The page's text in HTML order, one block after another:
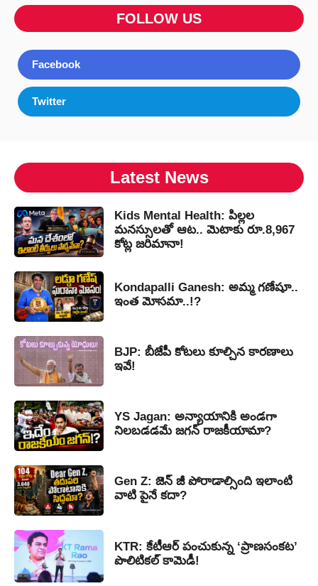
FOLLOW US
Facebook
Twitter
Latest News
Kids Mental Health: పిల్లల
మనస్సులతో ఆట.. మెటాకు రూ.8,967
కోట్ల జరిమానా!
Kondapalli Ganesh: అమ్మ గణేషూ..
ఇంత మోసమా..!?
BJP: బీజేపీ కోటలు కూల్చిన కారణాలు
ఇవే!
YS Jagan: అన్యాయానికి అండగా
నిలబడడమే జగన్ రాజకీయామా?
Gen Z: జెన్ జీ పోరాడాల్సింది ఇలాంటి
వాటి పైనే కదా?
KTR: కేటీఆర్ పంచుకున్న ‘ప్రాణసంకట’
పొలిటికల్ కామెడీ!